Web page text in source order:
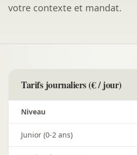
votre contexte et mandat.
Tarifs journaliers (€ / jour)
Niveau
Junior (0-2 ans)